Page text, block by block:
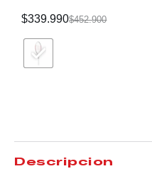
$452.900
$339.990
Descripción